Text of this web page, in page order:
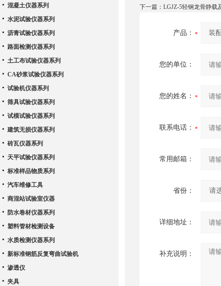
下一篇： LGJZ-5轻钢龙骨静载
产品：
您的单位：
您的姓名：
联系电话：
常用邮箱：
省份：
详细地址：
补充说明：
混凝土仪器系列
水泥试验仪器系列
沥青试验仪器系列
路面检测仪器系列
土工布试验仪器系列
CA砂浆试验仪器系列
试验机仪器系列
筛具试验仪器系列
试模试验仪器系列
建筑无损仪器系列
砖瓦仪器系列
天平试验仪器系列
标准样品物质系列
汽车维修工具
商混站试验室仪器
防水卷材仪器系列
塑料管材检测设备
水质检测仪器系列
新标准钢筋反复弯曲试验机
渗透仪
夹具